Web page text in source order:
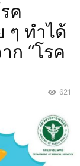
ค
ๆ ทำได้
ก “โรค
621